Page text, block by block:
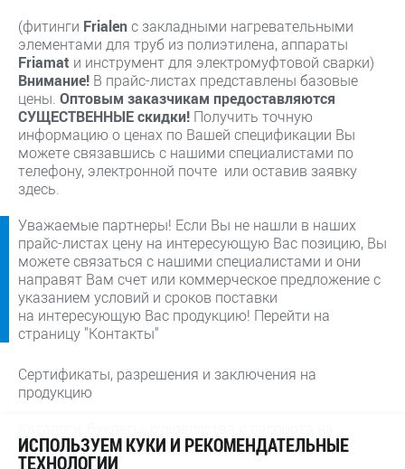
(фитинги Frialenс закладными нагревательными
элементами для труб из полиэтилена, аппараты
Friamat и инструмент для электромуфтовой сварки)
Внимание! В прайс-листах представлены базовые
цены. Оптовым заказчикам предоставляются
СУЩЕСТВЕННЫЕ скидки! Получить точную
информацию о ценах по Вашей спецификации Вы
можете связавшись с нашими специалистами по
телефону, электронной почте или оставив заявку
здесь.
Уважаемые партнеры! Если Вы не нашли в наших
прайс-листах цену на интересующую Вас позицию, Вы
можете связаться с нашими специалистами и они
направят Вам счет или коммерческое предложение с
указанием условий и сроков поставки
на интересующую Вас продукцию! Перейти на
страницу "Контакты"
Сертификаты, разрешения и заключения на
продукцию
продукцию
ИСПОЛЬЗУЕМ КУКИ И РЕКОМЕНДАТЕЛЬНЫЕ
ТЕХНОЛОГИИ